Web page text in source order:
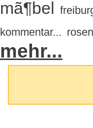
mã¶bel
kommentar...
mehr...